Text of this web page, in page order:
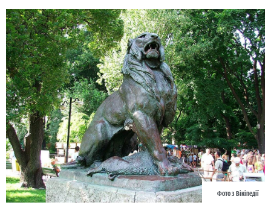
Фото з Вікіпедії